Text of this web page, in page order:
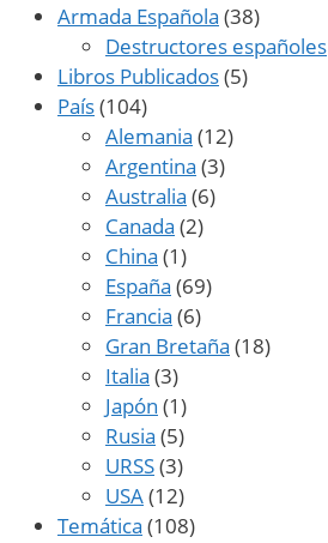
Armada Española (38)
Destructores españoles
Libros Publicados(5)
País(104)
Alemania (12)
Argentina (3)
Australia (6)
Canada (2)
China (1)
España (69)
Francia (6)
Gran Bretaña (18)
Italia (3)
Japón (1)
Rusia (5)
URSS(3)
USA(12)
Temática (108)